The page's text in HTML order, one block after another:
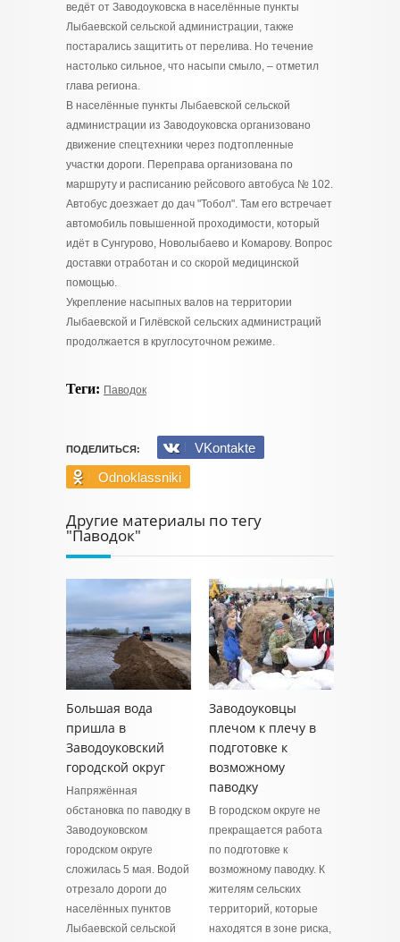
ведёт от Заводоуковска в населённые пункты
Лыбаевской сельской администрации, также
постарались защитить от перелива. Но течение
настолько сильное, что насыпи смыло, – отметил
глава региона.
В населённые пункты Лыбаевской сельской
администрации из Заводоуковска организовано
движение спецтехники через подтопленные
участки дороги. Переправа организована по
маршруту и расписанию рейсового автобуса № 102.
Автобус доезжает до дач "Тобол". Там его встречает
автомобиль повышенной проходимости, который
идёт в Сунгурово, Новолыбаево и Комарову. Вопрос
доставки отработан и со скорой медицинской
помощью.
Укрепление насыпных валов на территории
Лыбаевской и Гилёвской сельских администраций
продолжается в круглосуточном режиме.
Теги: Паводок
ПОДЕЛИТЬСЯ:
VKontakte
Odnoklassniki
Другие материалы по тегу
"Паводок"
Большая вода
пришла в
Заводоуковский
городской округ
Напряжённая
обстановка по паводку в
Заводоуковском
городском округе
сложилась 5 мая. Водой
отрезало дороги до
населённых пунктов
Лыбаевской сельской
Заводоуковцы
плечом к плечу в
подготовке к
возможному
паводку
В городском округе не
прекращается работа
по подготовке к
возможному паводку. К
жителям сельских
территорий, которые
находятся в зоне риска,